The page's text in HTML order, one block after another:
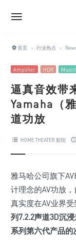
首页 › 行业热点 ›
Amplifier HDR
逼真音效带
Yamaha（
道功放
HOME THEATER 影院
雅马哈公司旗下
计理念的AV功放
真实度在AV业界受
列7.2.2声道3D沉
系列第六代产品的